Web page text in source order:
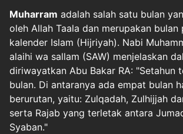
Muharram adalah salah satu bulan
oleh Allah Taala dan merupakan bulan
kalender Islam (Hijriyah). Nabi
alaihi wa sallam (SAW) menjelaskan
diriwayatkan Abu Bakar RA: "Setahun
bulan. Di antaranya ada empat bulan
berurutan, yaitu: Zulqadah, Zulhijjah
serta Rajab yang terletak antara
Syaban."